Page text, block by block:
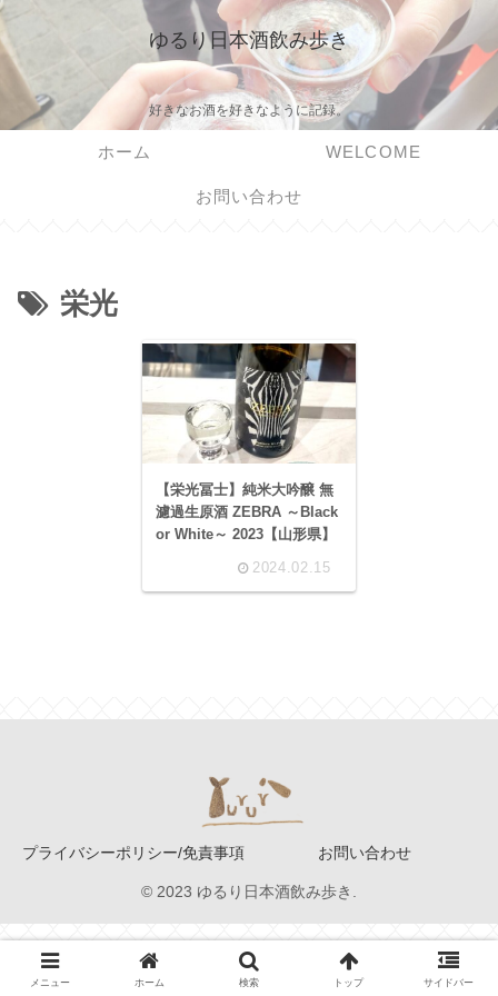
ゆるり日本酒飲み歩き
好きなお酒を好きなように記録。
ホーム WELCOME
お問い合わせ
栄光
【栄光冨士】純米大吟醸 無
濾過生原酒 ZEBRA ～Black
or White～ 2023【山形県】
2024.02.15
プライバシーポリシー/免責事項 お問い合わせ
© 2023 ゆるり日本酒飲み歩き.
メニュー ホーム 検索 トップ サイドバー